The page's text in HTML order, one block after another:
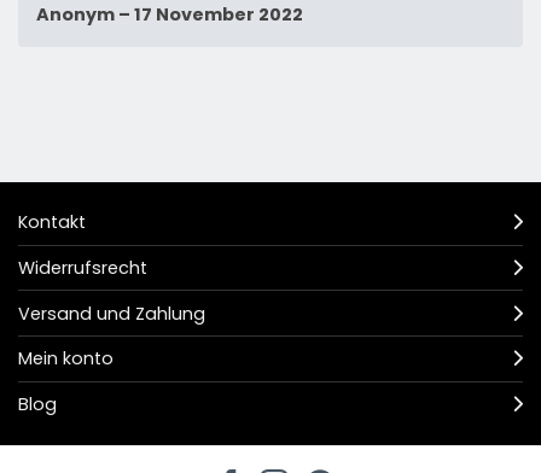
Anonym – 17 November 2022
Kontakt
Widerrufsrecht
Versand und Zahlung
Mein konto
Blog